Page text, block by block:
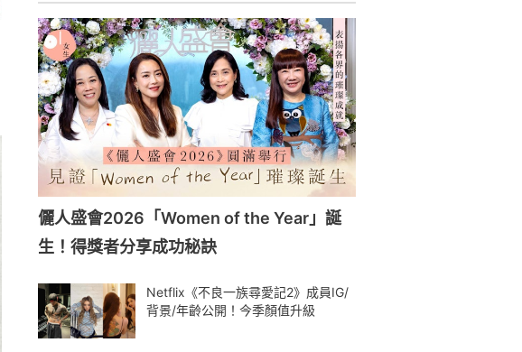
儷人盛會2026「Women of the Year」誕
生！得獎者分享成功秘訣
Netflix《不良一族尋愛記2》成員IG/
背景/年齡公開！今季顏值升級